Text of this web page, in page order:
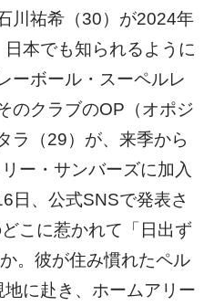
川祐希（30）が2024年
本でも知られるように
ーボール・スーペルレ
のクラブのOP（オポジ
ラ（29）が、来季から
ー・サンバーズに加入
日、公式SNSで発表さ
こに惹かれて「日出ず
。彼が住み慣れたペル
に赴き、ホームアリー